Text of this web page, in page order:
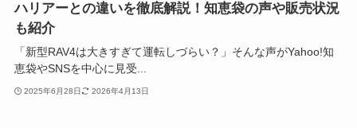
ハリアーとの違いを徹底解説！知恵袋の声や販売状況
も紹介
「新型RAV4は大きすぎて運転しづらい？」そんな声がYahoo!知
恵袋やSNSを中心に見受...
2025年6月28日 2026年4月13日